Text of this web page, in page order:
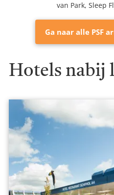
van Park, Sleep
Ga naar alle PSF
Hotels nabij